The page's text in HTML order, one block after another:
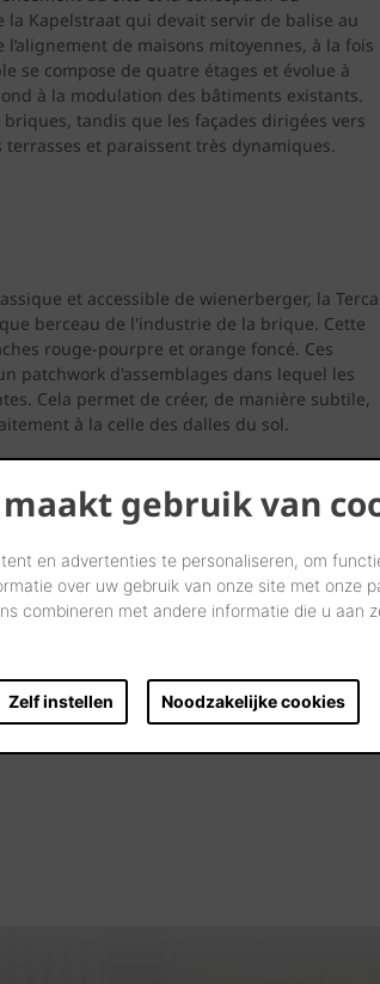
gebruik van
en advertenties te personaliseren, om
over uw gebruik van onze site met onze
combineren met andere informatie die u
Zelf instellen Noodzakelijke cookies
Kapelstraat qui devait servir de balise au
de maisons mitoyennes, à la fois
se compose de quatre étages et évolue à
à la modulation des bâtiments existants.
tandis que les façades dirigées vers
et paraissent très dynamiques.
et accessible de wienerberger, la Terca
berceau de l'industrie de la brique. Cette
rouge-pourpre et orange foncé. Ces
patchwork d'assemblages dans lequel les
Cela permet de créer, de manière subtile,
à la celle des dalles du sol.
de chaque appartement. Le site
A l’ouest, le passage longe le jardin en
est une large zone verte en pente
de créer suffisamment d'espaces verts,
des espaces de stationnement aux
un cadre de vie vert et sans circulation